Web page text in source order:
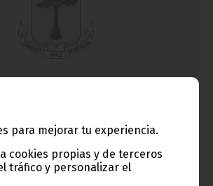
para mejorar tu experiencia.
cookies propias y de terceros
tráfico y personalizar el
el CSKA de Sofía
Nacional, Iván Bolado Palacios, ha
con el F.C. Cartagena para fichar por el
primera división de la liga búlgara.